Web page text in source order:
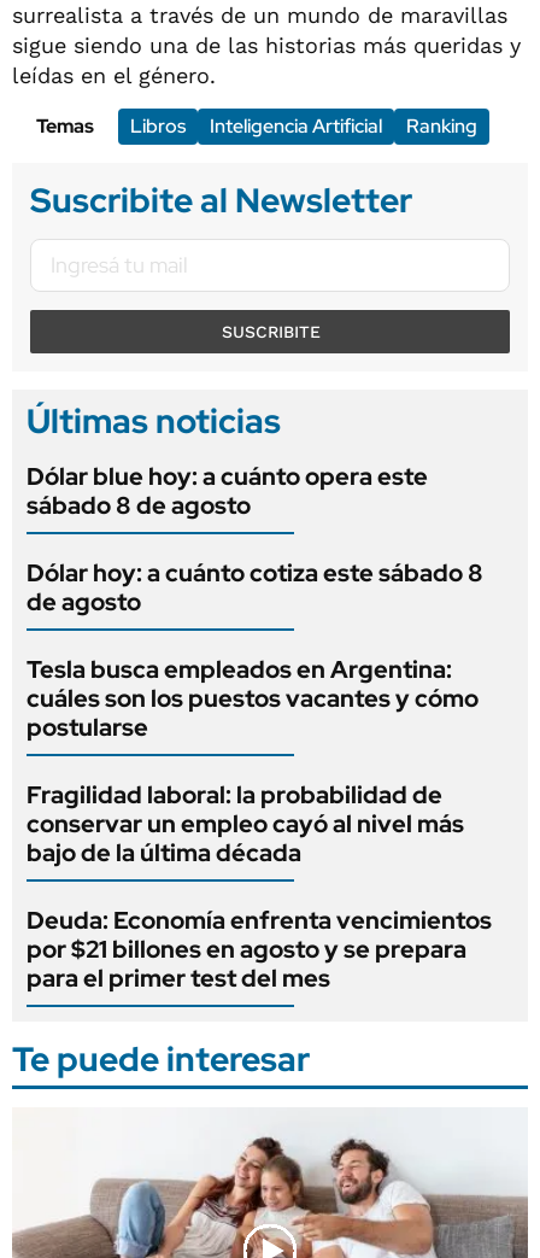
surrealista a través de un mundo de maravillas
sigue siendo una de las historias más queridas y
leídas en el género.
Temas
Libros Inteligencia Artificial Ranking
Suscribite al Newsletter
SUSCRIBITE
Últimas noticias
Dólar blue hoy: a cuánto opera este
sábado 8 de agosto
Dólar hoy: a cuánto cotiza este sábado 8
de agosto
Tesla busca empleados en Argentina:
cuáles son los puestos vacantes y cómo
postularse
Fragilidad laboral: la probabilidad de
conservar un empleo cayó al nivel más
bajo de la última década
Deuda: Economía enfrenta vencimientos
por $21 billones en agosto y se prepara
para el primer test del mes
Te puede interesar